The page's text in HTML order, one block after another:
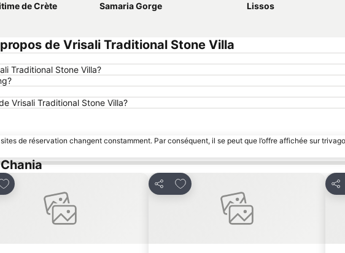
de Crète Samaria Gorge
Lissos
de Vrisali Traditional Stone Villa
Traditional Stone Villa?
Vrisali Traditional Stone Villa?
de réservation changent constamment. Par conséquent, il se peut que l’offre affichée sur
à mes favoris
Partager
Ajouter à mes favoris